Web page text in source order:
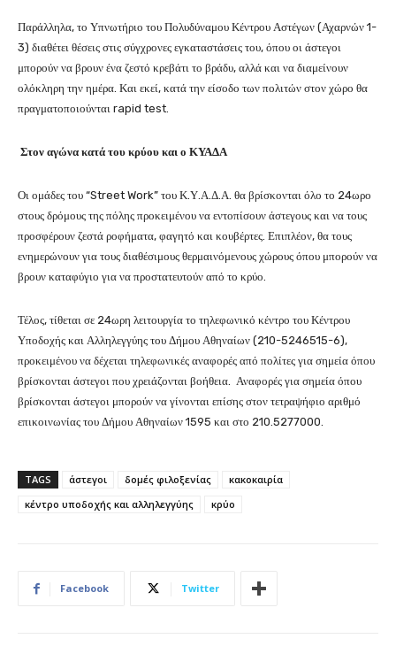
Παράλληλα, το Υπνωτήριο του Πολυδύναμου Κέντρου Αστέγων (Αχαρνών 1-
3) διαθέτει θέσεις στις σύγχρονες εγκαταστάσεις του, όπου οι άστεγοι
μπορούν να βρουν ένα ζεστό κρεβάτι το βράδυ, αλλά και να διαμείνουν
ολόκληρη την ημέρα. Και εκεί, κατά την είσοδο των πολιτών στον χώρο θα
πραγματοποιούνται rapid test.
Στον αγώνα κατά του κρύου και ο ΚΥΑΔΑ
Οι ομάδες του “Street Work” του Κ.Υ.Α.Δ.Α. θα βρίσκονται όλο το 24ωρο
στους δρόμους της πόλης προκειμένου να εντοπίσουν άστεγους και να τους
προσφέρουν ζεστά ροφήματα, φαγητό και κουβέρτες. Επιπλέον, θα τους
ενημερώνουν για τους διαθέσιμους θερμαινόμενους χώρους όπου μπορούν να
βρουν καταφύγιο για να προστατευτούν από το κρύο.
Τέλος, τίθεται σε 24ωρη λειτουργία το τηλεφωνικό κέντρο του Κέντρου
Υποδοχής και Αλληλεγγύης του Δήμου Αθηναίων (210-5246515-6),
προκειμένου να δέχεται τηλεφωνικές αναφορές από πολίτες για σημεία όπου
βρίσκονται άστεγοι που χρειάζονται βοήθεια. Αναφορές για σημεία όπου
βρίσκονται άστεγοι μπορούν να γίνονται επίσης στον τετραψήφιο αριθμό
επικοινωνίας του Δήμου Αθηναίων 1595 και στο 210.5277000.
TAGS άστεγοι δομές φιλοξενίας
κακοκαιρία
κέντρο υποδοχής και αλληλεγγύης
κρύο
Facebook Twitter